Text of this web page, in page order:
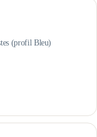
(profil Bleu)